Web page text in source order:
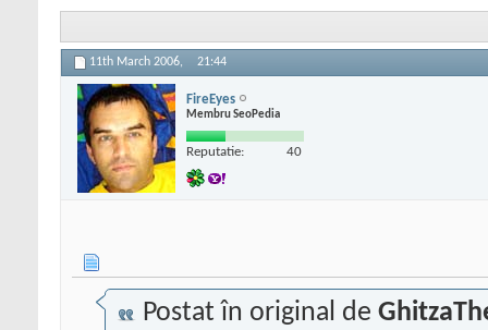
11th March 2006, 21:44
FireEyes
Membru SeoPedia
Reputatie: 40
Postat în original de